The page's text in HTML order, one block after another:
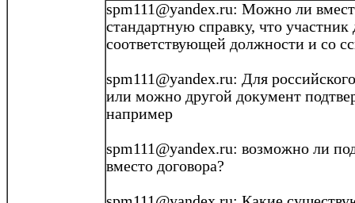
spm111@yandex.ru: Можно ли
стандартную справку, что участник
соответствующей должности и со
spm111@yandex.ru: Для
или можно другой документ
например
spm111@yandex.ru: возможно ли
вместо договора?